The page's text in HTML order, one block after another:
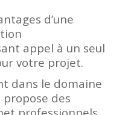
d’une
appel à un seul
votre projet.
dans le domaine
des